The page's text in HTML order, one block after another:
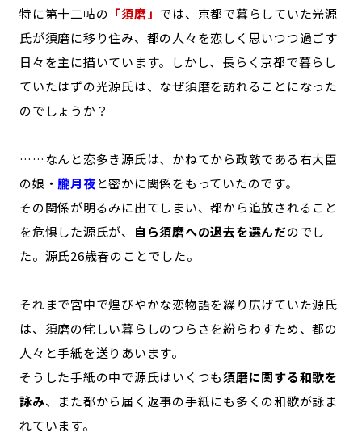
特に第十二帖の 「須磨」 では、京都で暮らしていた光源
氏が須磨に移り住み、都の人々を恋しく思いつつ過ごす
日々を主に描いています。しかし、長らく京都で暮らし
ていたはずの光源氏は、なぜ須磨を訪れることになった
のでしょうか？
……なんと恋多き源氏は、かねてから政敵である右大臣
の娘・ 朧月夜と密かに関係をもっていたのです。
その関係が明るみに出てしまい、都から追放されること
を危惧した源氏が、
自ら須磨への退去を選んだのでし
た。源氏26歳春のことでした。
それまで宮中で煌びやかな恋物語を繰り広げていた源氏
は、須磨の侘しい暮らしのつらさを紛らわすため、都の
人々と手紙を送りあいます。
そうした手紙の中で源氏はいくつも須磨に関する和歌を
詠み、また都から届く返事の手紙にも多くの和歌が詠ま
れています。